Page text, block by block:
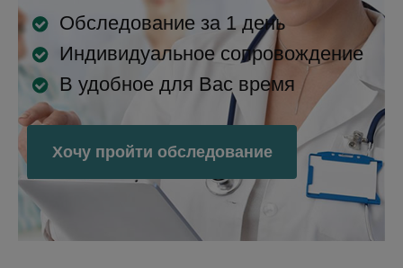
Обследование за 1 день
Индивидуальное сопровождение
В удобное для Вас время
Хочу пройти обследование